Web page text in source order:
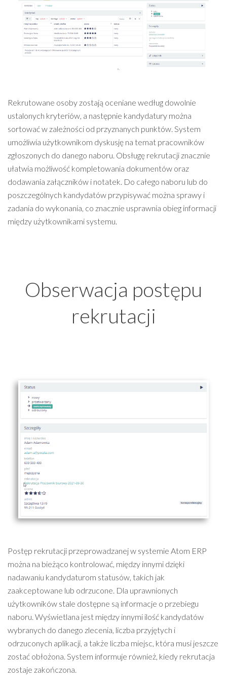
Rekrutowane osoby zostają oceniane według dowolnie
ustalonych kryteriów, a następnie kandydatury można
sortować w zależności od przyznanych punktów. System
umożliwia użytkownikom dyskusję na temat pracowników
zgłoszonych do danego naboru. Obsługę rekrutacji znacznie
ułatwia możliwość kompletowania dokumentów oraz
dodawania załączników i notatek. Do całego naboru lub do
poszczególnych kandydatów przypisywać można sprawy i
zadania do wykonania, co znacznie usprawnia obieg informacji
między użytkownikami systemu.
Obserwacja postępu
rekrutacji
Postęp rekrutacji przeprowadzanej w systemie Atom ERP
można na bieżąco kontrolować, między innymi dzięki
nadawaniu kandydaturom statusów, takich jak
zaakceptowane lub odrzucone. Dla uprawnionych
użytkowników stale dostępne są informacje o przebiegu
naboru. Wyświetlana jest między innymi ilość kandydatów
wybranych do danego zlecenia, liczba przyjętych i
odrzuconych aplikacji, a także liczba miejsc, która musi jeszcze
zostać obłożona. System informuje również, kiedy rekrutacja
zostaje zakończona.